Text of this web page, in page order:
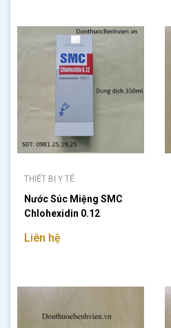
THIẾT BỊ Y TẾ
Nước Súc Miệng SMC
Chlohexidin 0.12
Liên hệ